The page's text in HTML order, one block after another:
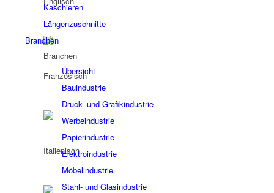
Kaschieren
Längenzuschnitte
Branchen
Branchen
Übersicht
Bauindustrie
Druck- und Grafikindustrie
Werbeindustrie
Papierindustrie
Elektroindustrie
Möbelindustrie
Stahl- und Glasindustrie